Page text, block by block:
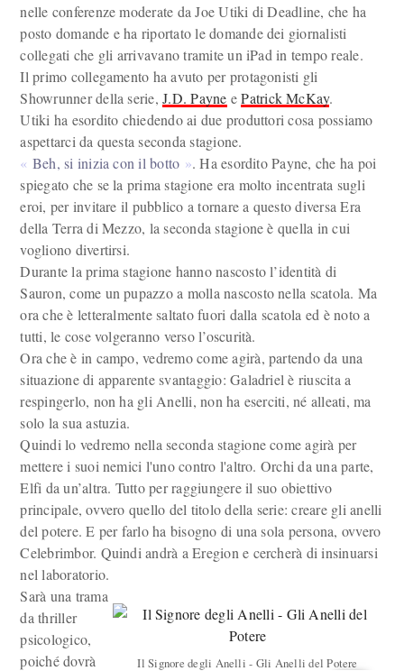
nelle conferenze moderate da Joe Utiki di Deadline, che ha
posto domande e ha riportato le domande dei giornalisti
collegati che gli arrivavano tramite un iPad in tempo reale.
Il primo collegamento ha avuto per protagonisti gli
Showrunner della serie,J.D. Payne ePatrick McKay.
Utiki ha esordito chiedendo ai due produttori cosa possiamo
aspettarci da questa seconda stagione.
Beh, si inizia con il botto
. Ha esordito Payne, che ha poi
spiegato che se la prima stagione era molto incentrata sugli
eroi, per invitare il pubblico a tornare a questo diversa Era
della Terra di Mezzo, la seconda stagione è quella in cui
vogliono divertirsi.
Durante la prima stagione hanno nascosto l’identità di
Sauron, come un pupazzo a molla nascosto nella scatola. Ma
ora che è letteralmente saltato fuori dalla scatola ed è noto a
tutti, le cose volgeranno verso l’oscurità.
Ora che è in campo, vedremo come agirà, partendo da una
situazione di apparente svantaggio: Galadriel è riuscita a
respingerlo, non ha gli Anelli, non ha eserciti, né alleati, ma
solo la sua astuzia.
Quindi lo vedremo nella seconda stagione come agirà per
mettere i suoi nemici l'uno contro l'altro. Orchi da una parte,
Elfi da un’altra. Tutto per raggiungere il suo obiettivo
principale, ovvero quello del titolo della serie: creare gli anelli
del potere. E per farlo ha bisogno di una sola persona, ovvero
Celebrimbor. Quindi andrà a Eregion e cercherà di insinuarsi
nel laboratorio.
Il Signore degli Anelli - Gli Anelli del Potere
Sarà una trama
da thriller
psicologico,
poiché dovrà